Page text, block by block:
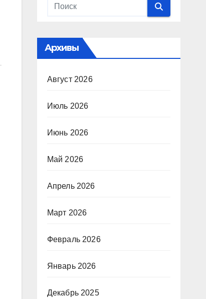
Архивы
Август 2026
Июль 2026
Июнь 2026
Май 2026
Апрель 2026
Март 2026
Февраль 2026
Январь 2026
Декабрь 2025